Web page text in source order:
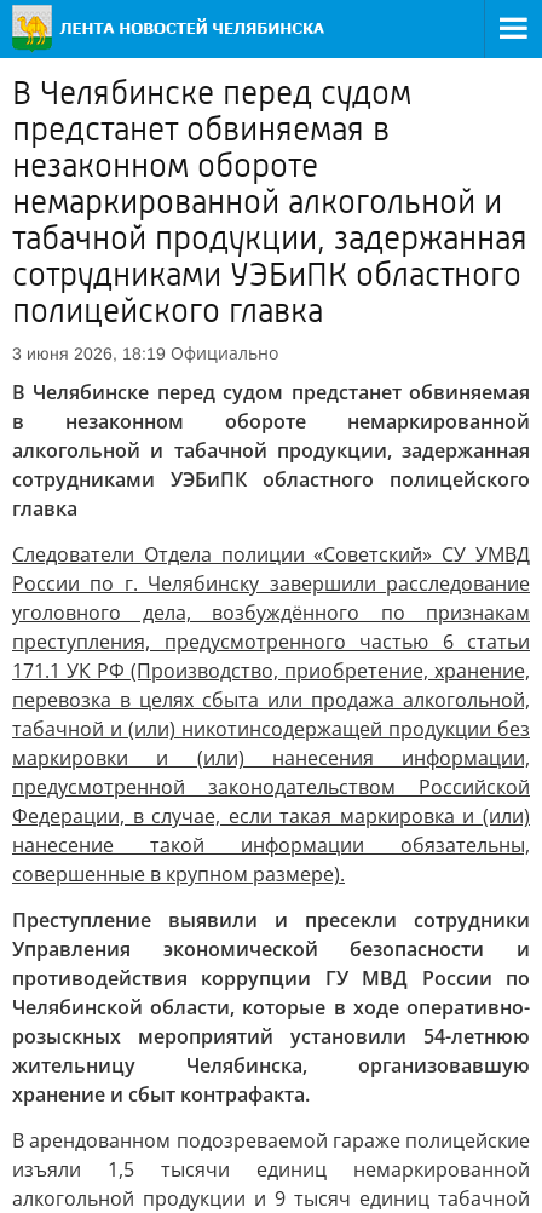
В Челябинске перед судом
предстанет обвиняемая в
незаконном обороте
немаркированной алкогольной и
табачной продукции, задержанная
сотрудниками УЭБиПК областного
полицейского главка
3 июня 2026, 18:19 Официально
В Челябинске перед судом предстанет обвиняемая
в незаконном обороте немаркированной
алкогольной и табачной продукции, задержанная
сотрудниками УЭБиПК областного полицейского
главка
Следователи Отдела полиции «Советский» СУ УМВД
России по г. Челябинску завершили расследование
уголовного дела, возбуждённого по признакам
преступления, предусмотренного частью 6 статьи
171.1 УК РФ (Производство, приобретение, хранение,
перевозка в целях сбыта или продажа алкогольной,
табачной и (или) никотинсодержащей продукции без
маркировки и (или) нанесения информации,
предусмотренной законодательством Российской
Федерации, в случае, если такая маркировка и (или)
нанесение такой информации обязательны,
совершенные в крупном размере).
Преступление выявили и пресекли сотрудники
Управления экономической безопасности и
противодействия коррупции ГУ МВД России по
Челябинской области, которые в ходе оперативно-
розыскных мероприятий установили 54-летнюю
жительницу Челябинска, организовавшую
хранение и сбыт контрафакта.
В арендованном подозреваемой гараже полицейские
изъяли 1,5 тысячи единиц немаркированной
алкогольной продукции и 9 тысяч единиц табачной